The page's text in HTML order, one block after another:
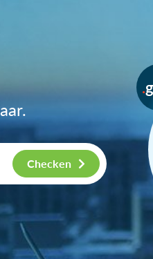
Checken